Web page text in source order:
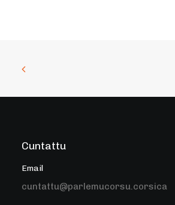
Cuntattu
Email
cuntattu@parlemucorsu.corsica